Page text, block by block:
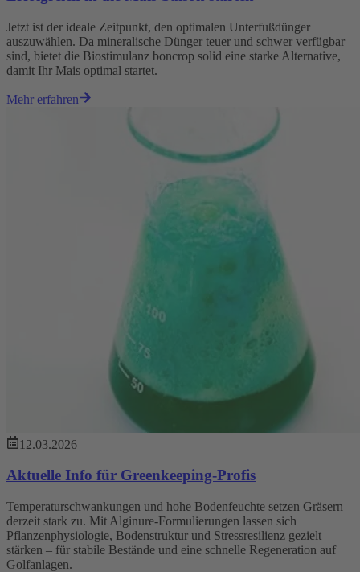
Jetzt ist der ideale Zeitpunkt, den optimalen Unterfußdünger
auszuwählen. Da mineralische Dünger teuer und schwer verfügbar
sind, bietet die Biostimulanz boncrop solid eine starke Alternative,
damit Ihr Mais optimal startet.
Mehr erfahren
12.03.2026
Aktuelle Info für Greenkeeping-Profis
Temperaturschwankungen und hohe Bodenfeuchte setzen Gräsern
derzeit stark zu. Mit Alginure‑Formulierungen lassen sich
Pflanzenphysiologie, Bodenstruktur und Stressresilienz gezielt
stärken – für stabile Bestände und eine schnelle Regeneration auf
Golfanlagen.